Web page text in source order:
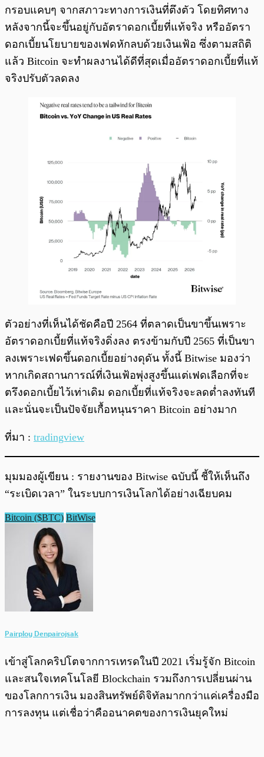
กรอบแคบๆ จากสภาวะทางการเงินที่ตึงตัว โดยทิศทาง
หลังจากนี้จะขึ้นอยู่กับอัตราดอกเบี้ยที่แท้จริง หรืออัตรา
ดอกเบี้ยนโยบายของเฟดหักลบด้วยเงินเฟ้อ ซึ่งตามสถิติ
แล้ว Bitcoin จะทำผลงานได้ดีที่สุดเมื่ออัตราดอกเบี้ยที่แท้
จริงปรับตัวลดลง
ตัวอย่างที่เห็นได้ชัดคือปี 2564 ที่ตลาดเป็นขาขึ้นเพราะ
อัตราดอกเบี้ยที่แท้จริงดิ่งลง ตรงข้ามกับปี 2565 ที่เป็นขา
ลงเพราะเฟดขึ้นดอกเบี้ยอย่างดุดัน ทั้งนี้ Bitwise มองว่า
หากเกิดสถานการณ์ที่เงินเฟ้อพุ่งสูงขึ้นแต่เฟดเลือกที่จะ
ตรึงดอกเบี้ยไว้เท่าเดิม ดอกเบี้ยที่แท้จริงจะลดต่ำลงทันที
และนั่นจะเป็นปัจจัยเกื้อหนุนราคา Bitcoin อย่างมาก
ที่มา : tradingview
มุมมองผู้เขียน : รายงานของ Bitwise ฉบับนี้ ชี้ให้เห็นถึง
“ระเบิดเวลา” ในระบบการเงินโลกได้อย่างเฉียบคม
Bitcoin ($BTC) BitWise
Pairploy Denpairojsak
เข้าสู่โลกคริปโตจากการเทรดในปี 2021 เริ่มรู้จัก Bitcoin
และสนใจเทคโนโลยี Blockchain รวมถึงการเปลี่ยนผ่าน
ของโลกการเงิน มองสินทรัพย์ดิจิทัลมากกว่าแค่เครื่องมือ
การลงทุน แต่เชื่อว่าคืออนาคตของการเงินยุคใหม่